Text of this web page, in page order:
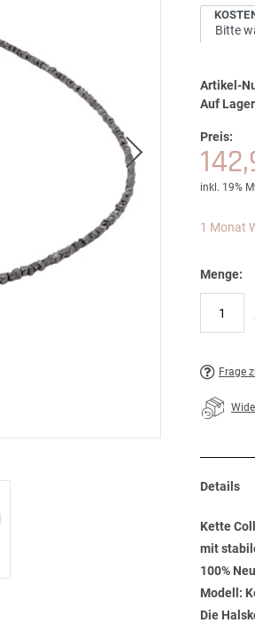
Artikel-
Auf
Preis:
inkl. 19%
1 Monat
Menge:
Frage
Details
Kette
mit
100%
Modell:
Die